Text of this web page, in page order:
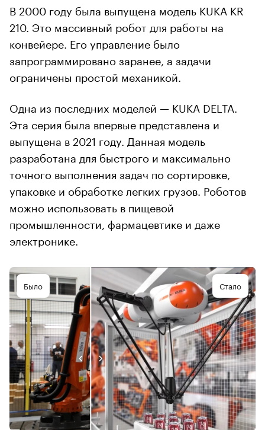
В 2000 году была выпущена модель KUKA KR
210. Это массивный робот для работы на
конвейере. Его управление было
запрограммировано заранее, а задачи
ограничены простой механикой.
Одна из последних моделей — KUKA DELTA.
Эта серия была впервые представлена и
выпущена в 2021 году. Данная модель
разработана для быстрого и максимально
точного выполнения задач по сортировке,
упаковке и обработке легких грузов. Роботов
можно использовать в пищевой
промышленности, фармацевтике и даже
электронике.
Было Стало